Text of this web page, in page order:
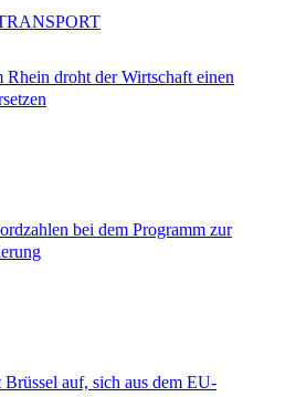
Rhein droht der Wirtschaft einen
bei dem Programm zur
auf, sich aus dem EU-